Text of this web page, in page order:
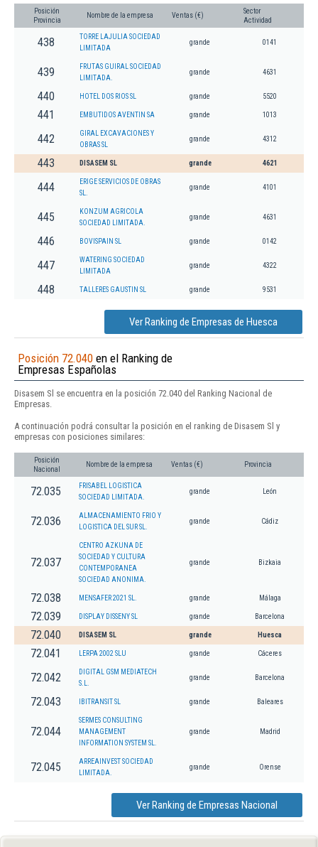
Posición
Provincia
Nombre de la empresa Ventas (€)
Sector
Actividad
438
TORRE LAJULIA SOCIEDAD
LIMITADA
grande 0141
439
FRUTAS GUIRAL SOCIEDAD
LIMITADA.
grande 4631
440 HOTEL DOS RIOS SL grande 5520
441 EMBUTIDOS AVENTIN SA grande 1013
442
GIRAL EXCAVACIONES Y
OBRAS SL
grande 4312
443 DISASEM SL grande 4621
444
ERIGE SERVICIOS DE OBRAS
SL.
grande 4101
445
KONZUM AGRICOLA
SOCIEDAD LIMITADA.
grande 4631
446 BOVISPAIN SL grande 0142
447
WATERING SOCIEDAD
LIMITADA
grande 4322
448 TALLERES GAUSTIN SL grande 9531
Ver Ranking de Empresas de Huesca
Posición 72.040 en el Ranking de
Empresas Españolas
Disasem Sl se encuentra en la posición 72.040 del Ranking Nacional de
Empresas.
A continuación podrá consultar la posición en el ranking de Disasem Sl y
empresas con posiciones similares:
Posición
Nacional
Nombre de la empresa Ventas (€) Provincia
72.035
FRISABEL LOGISTICA
SOCIEDAD LIMITADA.
grande León
72.036
ALMACENAMIENTO FRIO Y
LOGISTICA DEL SUR SL.
grande Cádiz
72.037
CENTRO AZKUNA DE
SOCIEDAD Y CULTURA
CONTEMPORANEA
SOCIEDAD ANONIMA.
grande Bizkaia
72.038 MENSAFER 2021 SL. grande Málaga
72.039 DISPLAY DISSENY SL grande Barcelona
72.040 DISASEM SL grande Huesca
72.041 LERPA 2002 SLU grande Cáceres
72.042
DIGITAL GSM MEDIATECH
S.L.
grande Barcelona
72.043 IBITRANSIT SL grande Baleares
72.044
SERMES CONSULTING
MANAGEMENT
INFORMATION SYSTEM SL.
grande Madrid
72.045
ARREAINVEST SOCIEDAD
LIMITADA.
grande Orense
Ver Ranking de Empresas Nacional